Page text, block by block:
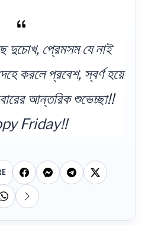
দুচোখ, প্রেমসম যে নাই
করলে প্রবেশ, স্বর্ণ হয়ে
আন্তরিক শুভেচ্ছা!!
Friday!!